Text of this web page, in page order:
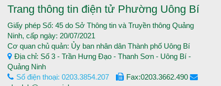
Trang thông tin điện tử Phường Uông Bí
Giấy phép Số: 45 do Sở Thông tin và Truyền thông Quảng
Ninh, cấp ngày: 20/07/2021
Cơ quan chủ quản: Ủy ban nhân dân Thành phố Uông Bí
Địa chỉ: Số 3 - Trần Hưng Đạo - Thanh Sơn - Uông Bí -
Quảng Ninh
Số điện thoại: 0203.3854.207
Fax:0203.3662.490